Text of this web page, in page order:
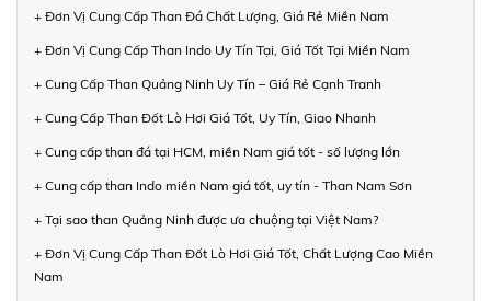
+ Đơn Vị Cung Cấp Than Đá Chất Lượng, Giá Rẻ Miền Nam
+ Đơn Vị Cung Cấp Than Indo Uy Tín Tại, Giá Tốt Tại Miền Nam
+ Cung Cấp Than Quảng Ninh Uy Tín – Giá Rẻ Cạnh Tranh
+ Cung Cấp Than Đốt Lò Hơi Giá Tốt, Uy Tín, Giao Nhanh
+ Cung cấp than đá tại HCM, miền Nam giá tốt - số lượng lớn
+ Cung cấp than Indo miền Nam giá tốt, uy tín - Than Nam Sơn
+ Tại sao than Quảng Ninh được ưa chuộng tại Việt Nam?
+ Đơn Vị Cung Cấp Than Đốt Lò Hơi Giá Tốt, Chất Lượng Cao Miền
Nam